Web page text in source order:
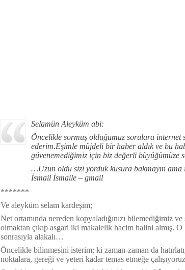
Selamün Aleyküm abi:
Öncelikle sormuş olduğumuz sorulara internet
ederim.Eşimle müjdeli bir haber aldık ve bu
güvenemediğimiz için biz değerli büyüğümüze
…Uzun oldu sizi yorduk kusura bakmayın
İsmail İsmaile – gmail
*******
Ve aleyküm selam kardeşim;
Net ortamında nereden kopyaladığınızı bilemediğimiz
olmaktan çıkıp asgari iki makalelik hacim halini almış. O
sonrasıyla alakalı…
Öncelikle bilinmesini isterim; ki zaman-zaman da
noktalara, gereği ve yeteri kadar temas etmeğe